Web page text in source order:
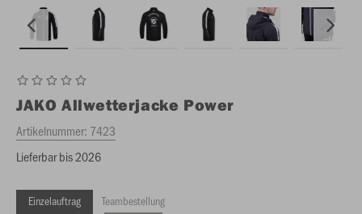
JAKO Allwetterjacke Power
Artikelnummer: 7423
Lieferbar bis 2026
Einzelauftrag Teambestellung